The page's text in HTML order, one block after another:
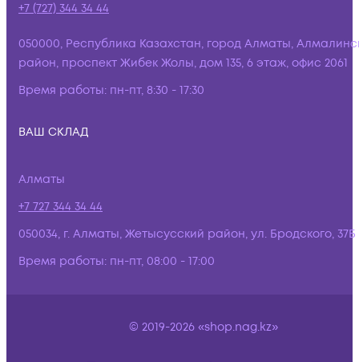
+7 (727) 344 34 44
050000, Республика Казахстан, город Алматы,
район, проспект Жибек Жолы, дом 135, 6 этаж, офис 2061
Время работы: пн-пт, 8:30 - 17:30
ВАШ СКЛАД
Алматы
+7 727 344 34 44
050034, г. Алматы, Жетысусский район, ул. Бродского, 37Б
Время работы: пн-пт, 08:00 - 17:00
© 2019-2026 «shop.nag.kz»